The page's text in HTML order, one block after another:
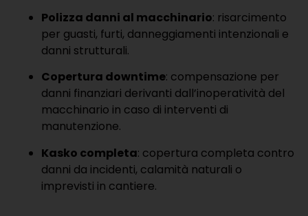
Polizza danni al macchinario: risarcimento
per guasti, furti, danneggiamenti intenzionali e
danni strutturali.
Copertura downtime: compensazione per
danni finanziari derivanti dall’inoperatività del
macchinario in caso di interventi di
manutenzione.
Kasko completa: copertura completa contro
danni da incidenti, calamità naturali o
imprevisti in cantiere.